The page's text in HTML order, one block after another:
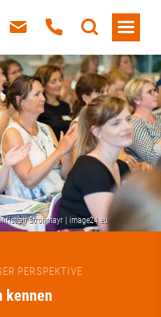
PERSPEKTIVE
kennen